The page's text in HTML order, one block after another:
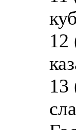
12
13